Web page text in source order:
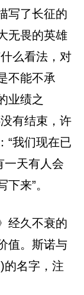
写了长征的
无畏的英雄
么看法，对
不能不承
业绩之
有结束，许
“我们现在已
一天有人会
来”。
经久不衰的
值。斯诺与
的名字，注